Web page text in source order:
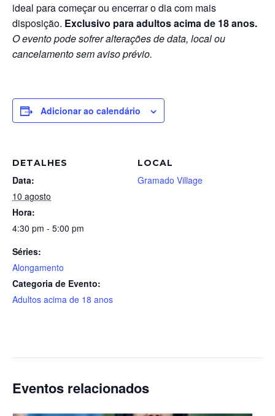
ideal para começar ou encerrar o dia com mais
disposição. Exclusivo para adultos acima de 18 anos.
O evento pode sofrer alterações de data, local ou
cancelamento sem aviso prévio.
Adicionar ao calendário
DETALHES
Data:
10 agosto
Hora:
4:30 pm - 5:00 pm
Séries:
Alongamento
Categoria de Evento:
Adultos acima de 18 anos
LOCAL
Gramado Village
Eventos relacionados